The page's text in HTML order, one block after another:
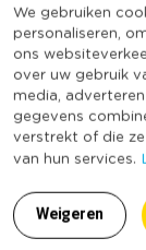
We gebruiken
personaliseren,
ons
over uw gebruik
media,
gegevens
verstrekt of die
van hun services.
Weigeren
MEER UIT